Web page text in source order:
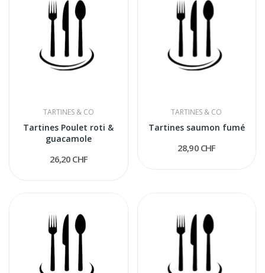
TARTINES & CO
Tartines Poulet roti &
guacamole
26,20 CHF
TARTINES & CO
Tartines saumon fumé
28,90 CHF